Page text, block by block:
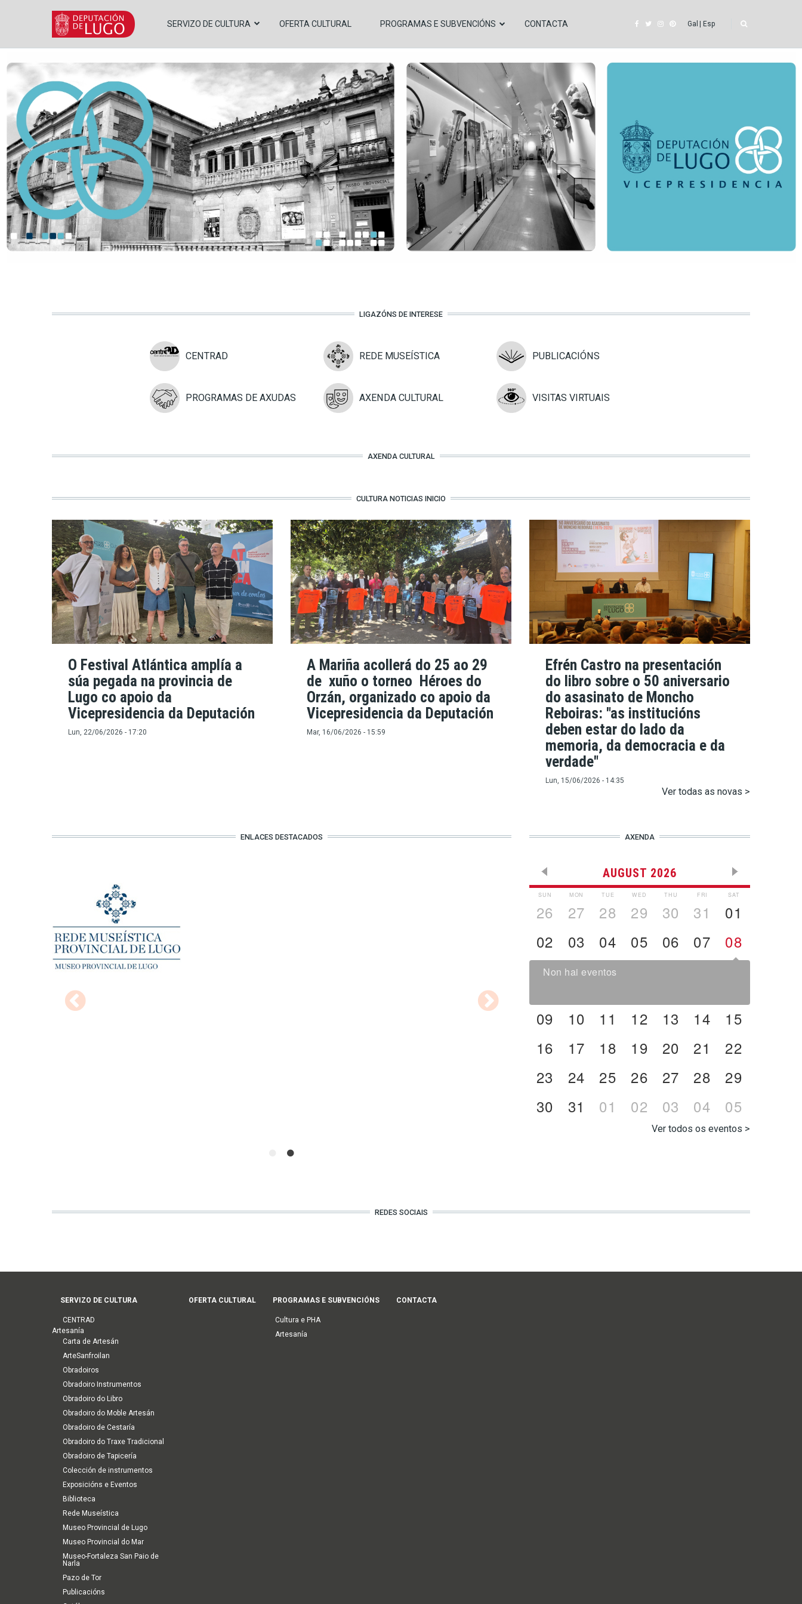
principal
SERVIZO DE CULTURA OFERTA CULTURAL PROGRAMAS E SUBVENCIÓNS CONTACTA Gal Esp
LIGAZÓNS DE INTERESE
CENTRAD REDE MUSEÍSTICA PUBLICACIÓNS
PROGRAMAS DE AXUDAS AXENDA CULTURAL VISITAS VIRTUAIS
AXENDA CULTURAL
CULTURA NOTICIAS INICIO
O Festival Atlántica amplía a
súa pegada na provincia de
Lugo co apoio da
Vicepresidencia da Deputación
Lun, 22/06/2026 - 17:20
A Mariña acollerá do 25 ao 29
de xuño o torneo Héroes do
Orzán, organizado co apoio da
Vicepresidencia da Deputación
Mar, 16/06/2026 - 15:59
Efrén Castro na presentación
do libro sobre o 50 aniversario
do asasinato de Moncho
Reboiras: "as institucións
deben estar do lado da
memoria, da democracia e da
verdade"
Lun, 15/06/2026 - 14:35
Ver todas as novas >
ENLACES DESTACADOS AXENDA
AUGUST 2026
SUN
26
MON
27
TUE
28
WED
29
THU
30
FRI
31
SAT
01
02
03 04 05 06 07 08
Non hai eventos
09 10 11 12 13 14
15
16
17 18 19 20 21
22
23
24 25 26 27 28
29
30
31 01 02 03 04 05
Ver todos os eventos >
REDES SOCIAIS
Menú
principal
(Cultura)
SERVIZO DE CULTURA
CENTRAD
Artesanía
Carta de Artesán
ArteSanfroilan
Obradoiros
Obradoiro Instrumentos
Obradoiro do Libro
Obradoiro do Moble Artesán
Obradoiro de Cestaría
Obradoiro do Traxe Tradicional
Obradoiro de Tapicería
Colección de instrumentos
Exposicións e Eventos
Biblioteca
Rede Museística
Museo Provincial de Lugo
Museo Provincial do Mar
Museo-Fortaleza San Paio de
Narla
Pazo de Tor
Publicacións
OFERTA CULTURAL PROGRAMAS E SUBVENCIÓNS
Cultura e PHA
Artesanía
CONTACTA